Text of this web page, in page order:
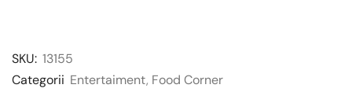
SKU: 13155
Categorii Entertaiment, Food Corner